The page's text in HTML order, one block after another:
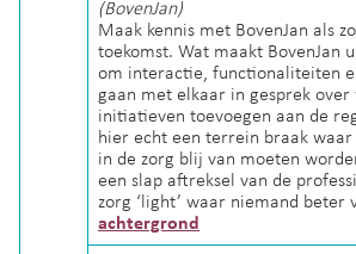
(BovenJan)
Maak kennis met BovenJan als
toekomst. Wat maakt BovenJan
om interactie, functionaliteiten
gaan met elkaar in gesprek
initiatieven toevoegen aan de
hier echt een terrein braak waar
in de zorg blij van moeten
een slap aftreksel van de
zorg ‘light’ waar niemand beter
achtergrond